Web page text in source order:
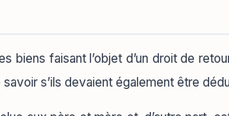
biens faisant l’objet d’un droit de
s’ils devaient également être